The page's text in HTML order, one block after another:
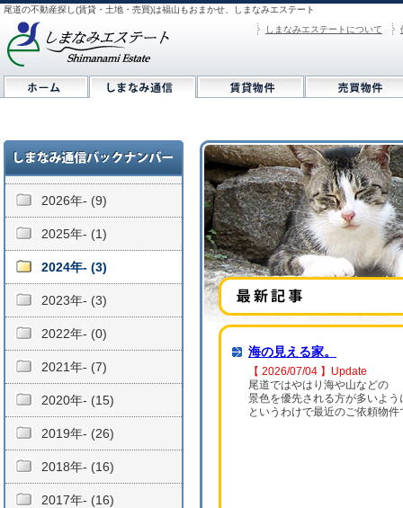
尾道の不動産探し(賃貸・土地・売買)は福山もおまかせ、しまなみエステート
しまなみエステートについて
海の見える家。
【 2026/07/04 】Update
尾道ではやはり海や山などの
景色を優先される方が多いよう
というわけで最近のご依頼物
2026年- (9)
2025年- (1)
2024年- (3)
2023年- (3)
2022年- (0)
2021年- (7)
2020年- (15)
2019年- (26)
2018年- (16)
2017年- (16)